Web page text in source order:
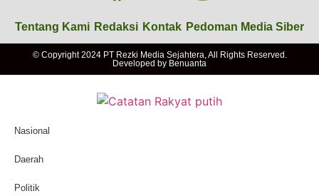
Tentang Kami Redaksi Kontak Pedoman Media Siber
© Copyright 2024 PT Rezki Media Sejahtera, All Rights Reserved.
Developed by Benuanta
Nasional
Daerah
Politik